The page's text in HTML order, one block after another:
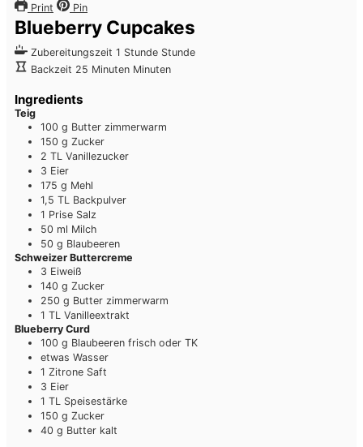
Print Pin
Blueberry Cupcakes
Zubereitungszeit 1 Stunde Stunde
Backzeit 25 Minuten Minuten
Ingredients
Teig
100 g Butter zimmerwarm
150 g Zucker
2 TL Vanillezucker
3 Eier
175 g Mehl
1,5 TL Backpulver
1 Prise Salz
50 ml Milch
50 g Blaubeeren
Schweizer Buttercreme
3 Eiweiß
140 g Zucker
250 g Butter zimmerwarm
1 TL Vanilleextrakt
Blueberry Curd
100 g Blaubeeren frisch oder TK
etwas Wasser
1 Zitrone Saft
3 Eier
1 TL Speisestärke
150 g Zucker
40 g Butter kalt